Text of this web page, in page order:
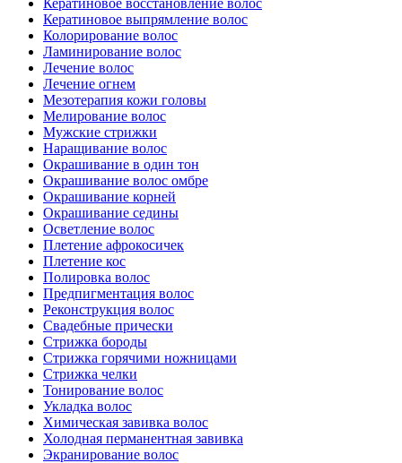
Кератиновое восстановление волос
Кератиновое выпрямление волос
Колорирование волос
Ламинирование волос
Лечение волос
Лечение огнем
Мезотерапия кожи головы
Мелирование волос
Мужские стрижки
Наращивание волос
Окрашивание в один тон
Окрашивание волос омбре
Окрашивание корней
Окрашивание седины
Осветление волос
Плетение афрокосичек
Плетение кос
Полировка волос
Предпигментация волос
Реконструкция волос
Свадебные прически
Стрижка бороды
Стрижка горячими ножницами
Стрижка челки
Тонирование волос
Укладка волос
Химическая завивка волос
Холодная перманентная завивка
Экранирование волос